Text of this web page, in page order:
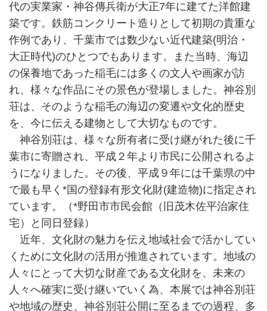
代の実業家・神谷傳兵衛が大正7年に建てた洋館建
築です。鉄筋コンクリート造りとして初期の貴重な
作例であり、千葉市では数少ない近代建築(明治・
大正時代)のひとつでもあります。また当時、海辺
の保養地であった稲毛には多くの文人や画家が訪
れ、様々な作品にその景色が登場しました。神谷別
荘は、そのような稲毛の海辺の変遷や文化的歴史
を、今に伝える建物として大切なものです。
神谷別荘は、様々な所有者に受け継がれた後に千
葉市に寄贈され、平成２年より市民に公開されるよ
うになりました。その後、平成９年には千葉県の中
で最も早く*国の登録有形文化財(建造物)に指定され
ています。（*野田市市民会館（旧茂木佐平治家住
宅）と同日登録）
近年、文化財の魅力を伝え地域社会で活かしてい
くために文化財の活用が推進されています。地域の
人々にとって大切な財産である文化財を、未来の
人々へ確実に受け継いでいく為、本展では神谷別荘
や地域の歴史、神谷別荘公開に至るまでの過程、多